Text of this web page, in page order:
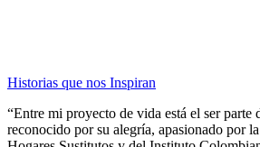
Historias que nos Inspiran
“Entre mi proyecto de vida está el ser parte
reconocido por su alegría, apasionado por